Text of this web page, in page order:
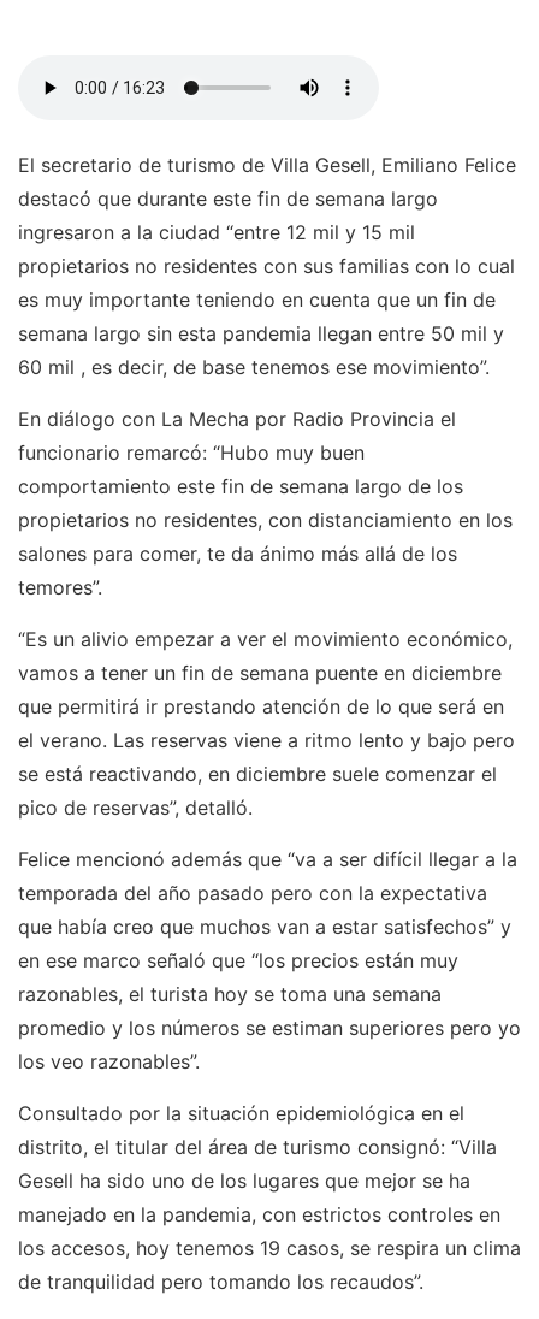
El secretario de turismo de Villa Gesell, Emiliano Felice
destacó que durante este fin de semana largo
ingresaron a la ciudad “entre 12 mil y 15 mil
propietarios no residentes con sus familias con lo cual
es muy importante teniendo en cuenta que un fin de
semana largo sin esta pandemia llegan entre 50 mil y
60 mil , es decir, de base tenemos ese movimiento”.
En diálogo con La Mecha por Radio Provincia el
funcionario remarcó: “Hubo muy buen
comportamiento este fin de semana largo de los
propietarios no residentes, con distanciamiento en los
salones para comer, te da ánimo más allá de los
temores”.
“Es un alivio empezar a ver el movimiento económico,
vamos a tener un fin de semana puente en diciembre
que permitirá ir prestando atención de lo que será en
el verano. Las reservas viene a ritmo lento y bajo pero
se está reactivando, en diciembre suele comenzar el
pico de reservas”, detalló.
Felice mencionó además que “va a ser difícil llegar a la
temporada del año pasado pero con la expectativa
que había creo que muchos van a estar satisfechos” y
en ese marco señaló que “los precios están muy
razonables, el turista hoy se toma una semana
promedio y los números se estiman superiores pero yo
los veo razonables”.
Consultado por la situación epidemiológica en el
distrito, el titular del área de turismo consignó: “Villa
Gesell ha sido uno de los lugares que mejor se ha
manejado en la pandemia, con estrictos controles en
los accesos, hoy tenemos 19 casos, se respira un clima
de tranquilidad pero tomando los recaudos”.